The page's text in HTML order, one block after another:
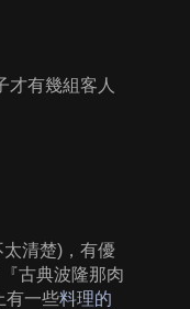
才有幾組客人
清楚)，有優
古典波隆那肉
有一些料理的